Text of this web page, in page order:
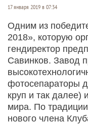
17 января 2019 в 07:34
Одним из
2018», которую
гендиректор
Савинков. Завод
фотосепараторы
круп и так далее)
мира. По
нового члена